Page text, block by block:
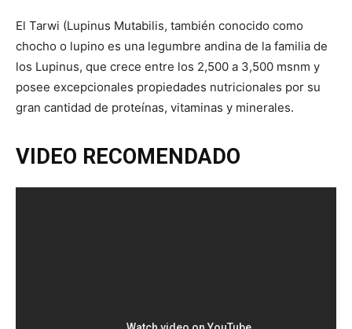
El Tarwi (Lupinus Mutabilis, también conocido como
chocho o lupino es una legumbre andina de la familia de
los Lupinus, que crece entre los 2,500 a 3,500 msnm y
posee excepcionales propiedades nutricionales por su
gran cantidad de proteínas, vitaminas y minerales.
VIDEO RECOMENDADO